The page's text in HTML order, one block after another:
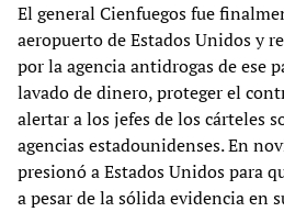
El general Cienfuegos fue
aeropuerto de Estados Unidos y
por la agencia antidrogas de ese
lavado de dinero, proteger el
alertar a los jefes de los cárteles
agencias estadounidenses. En
presionó a Estados Unidos para
a pesar de la sólida evidencia en